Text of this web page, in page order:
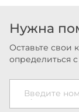
Нужна
Оставьте свои
определиться
Введите